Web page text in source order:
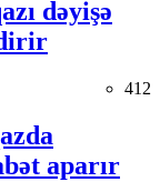
dəyişə
412
aparır